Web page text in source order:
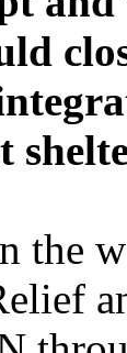
the